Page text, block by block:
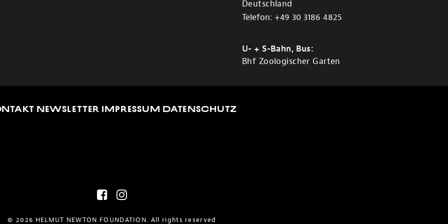
Deutschland
Telefon: +49 30 3186 4825
U- + S-Bahn, Bus:
Bhf Zoologischer Garten
NEWSLETTER IMPRESSUM DATENSCHUTZ
© 2026 HELMUT NEWTON FOUNDATION. All rights reserved